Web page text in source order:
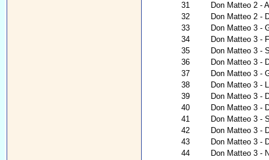
31
Don Matteo 2 -
32
Don Matteo 2 -
33
Don Matteo 3 -
34
Don Matteo 3 -
35
Don Matteo 3 -
36
Don Matteo 3 -
37
Don Matteo 3 -
38
Don Matteo 3 -
39
Don Matteo 3 -
40
Don Matteo 3 -
41
Don Matteo 3 -
42
Don Matteo 3 -
43
Don Matteo 3 -
44
Don Matteo 3 -